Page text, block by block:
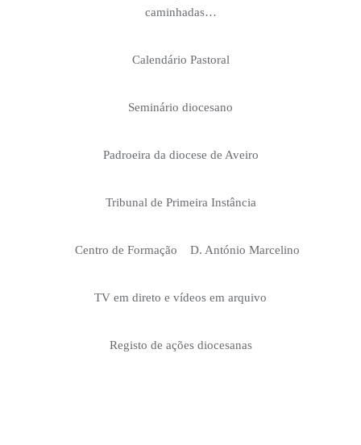
caminhadas…
Calendário Pastoral
Seminário diocesano
Padroeira da diocese de Aveiro
Tribunal de Primeira Instância
Centro de Formação D. António Marcelino
TV em direto e vídeos em arquivo
Registo de ações diocesanas